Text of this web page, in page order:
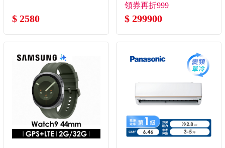
$ 2580
領券再折999
$ 299900